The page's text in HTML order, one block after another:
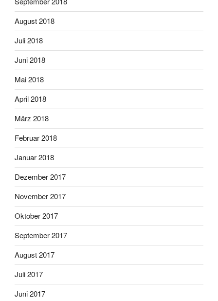
August 2018
Juli 2018
Juni 2018
Mai 2018
April 2018
März 2018
Februar 2018
Januar 2018
Dezember 2017
November 2017
Oktober 2017
September 2017
August 2017
Juli 2017
Juni 2017